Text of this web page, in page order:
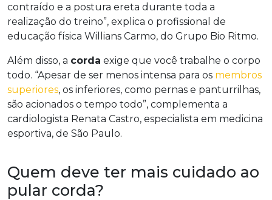
contraído e a postura ereta durante toda a
realização do treino”, explica o profissional de
educação física Willians Carmo, do Grupo Bio Ritmo.
Além disso, a corda exige que você trabalhe o corpo
todo. “Apesar de ser menos intensa para os membros
superiores, os inferiores, como pernas e panturrilhas,
são acionados o tempo todo”, complementa a
cardiologista Renata Castro, especialista em medicina
esportiva, de São Paulo.
Quem deve ter mais cuidado ao
pular corda?